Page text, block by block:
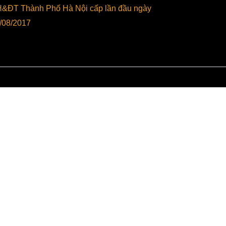
Thành Phố Hà Nội cấp lần đầu ngày
2017